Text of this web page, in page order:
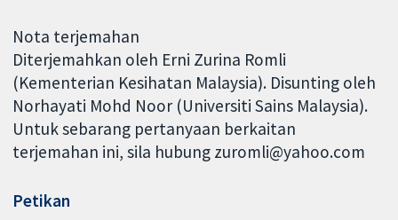
Nota terjemahan
Diterjemahkan oleh Erni Zurina Romli
(Kementerian Kesihatan Malaysia). Disunting oleh
Norhayati Mohd Noor (Universiti Sains Malaysia).
Untuk sebarang pertanyaan berkaitan
terjemahan ini, sila hubung zuromli@yahoo.com
Petikan